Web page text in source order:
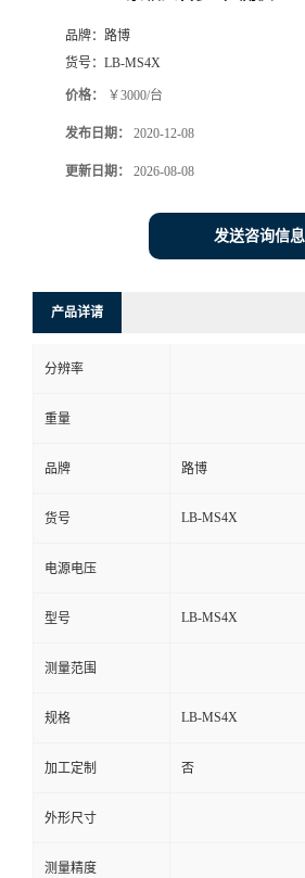
系
言
品牌： 路博
货号： LB-MS4X
价格： ￥3000/台
发布日期： 2020-12-08
更新日期： 2026-08-08
发送咨询信息
产品详请
分辨率
重量
品牌 路博
货号 LB-MS4X
电源电压
型号 LB-MS4X
测量范围
规格 LB-MS4X
加工定制 否
外形尺寸
测量精度